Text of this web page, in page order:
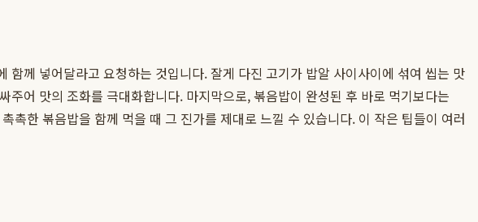
께 넣어달라고 요청하는 것입니다. 잘게 다진 고기가 밥알 사이사이에 섞여 씹는 맛
어 맛의 조화를 극대화합니다. 마지막으로, 볶음밥이 완성된 후 바로 먹기보다는
한 볶음밥을 함께 먹을 때 그 진가를 제대로 느낄 수 있습니다. 이 작은 팁들이 여러